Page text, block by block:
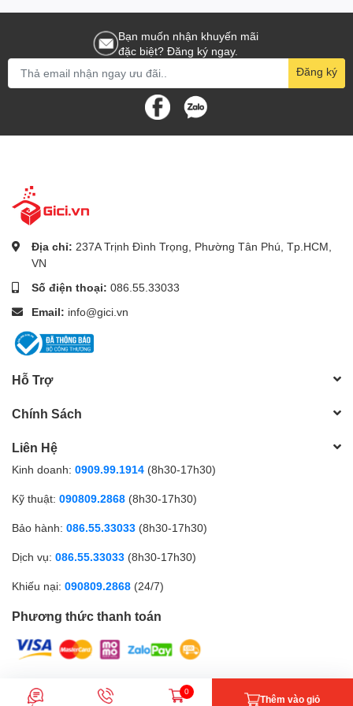
Bạn muốn nhận khuyến mãi
đặc biệt? Đăng ký ngay.
Đăng ký
Địa chỉ: 237A Trịnh Đình Trọng, Phường Tân Phú, Tp.HCM,
VN
Số điện thoại: 086.55.33033
Email: info@gici.vn
Hỗ Trợ
Chính Sách
Liên Hệ
Kinh doanh: 0909.99.1914 (8h30-17h30)
Kỹ thuật: 090809.2868 (8h30-17h30)
Bảo hành: 086.55.33033 (8h30-17h30)
Dịch vụ: 086.55.33033 (8h30-17h30)
Khiếu nại: 090809.2868 (24/7)
Phương thức thanh toán
CÔNG TY TNHH MTV GICI | Đăng ký kinh doanh số: 0317179268 |
0
Thêm vào giỏ